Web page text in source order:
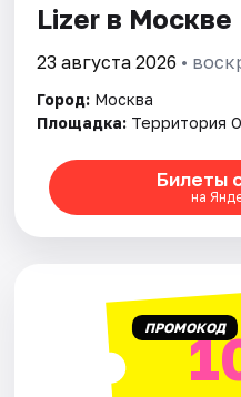
Города
Площадки
Артисты
Рейтинги
Lizer в Москве
23 августа 2026 •
Город: Москва
Площадка: Территория
Билеты
на
ПРОМОКОД